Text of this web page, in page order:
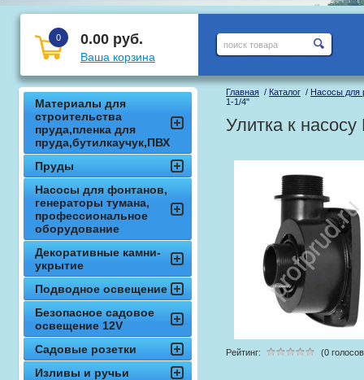
Регистрация кцф
0 0.00 руб.
Ваша корзина
Главная / Каталог / Насосы для
1-1/4"
Улитка к
Рейтинг: (0
Материалы для
строительства
пруда,пленка для
пруда,бутилкаучук,ПВХ
Пруды
Насосы для фонтанов,
генераторы тумана,
профессиональное
оборудование
Декоративные камни-
укрытие
Подводное освещение
Безопасное садовое
освещение 12V
Садовые розетки
Изливы и ручьи